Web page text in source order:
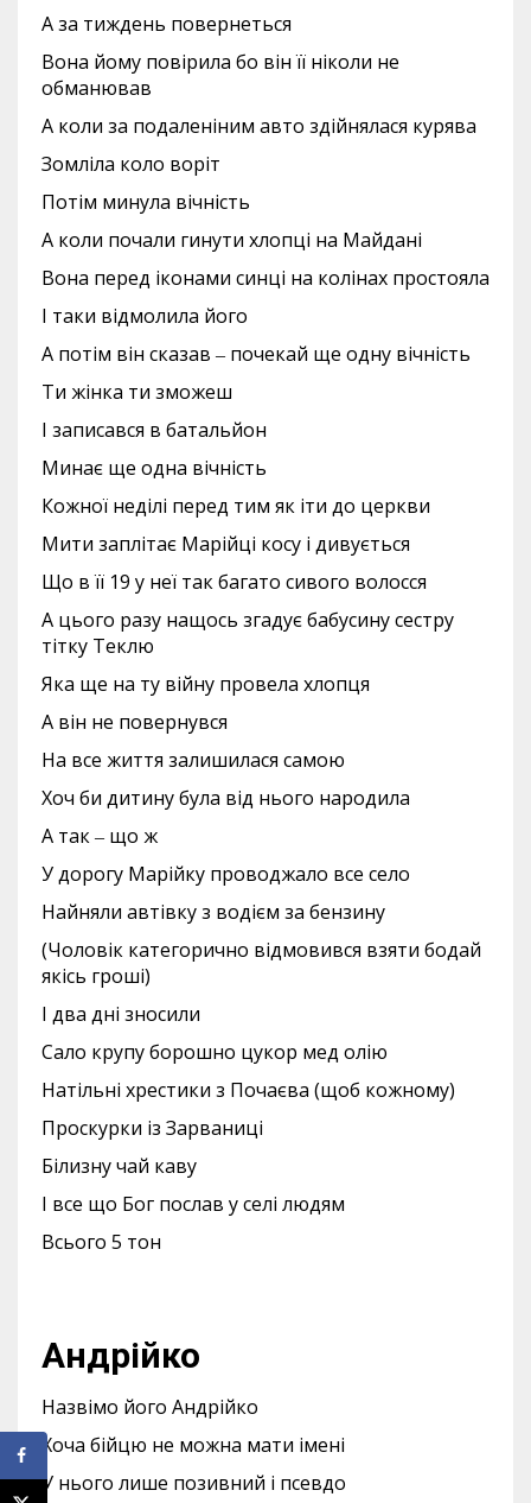
А за тиждень повернеться
Вона йому повірила бо він її ніколи не
обманював
А коли за подаленіним авто здійнялася курява
Зомліла коло воріт
Потім минула вічність
А коли почали гинути хлопці на Майдані
Вона перед іконами синці на колінах простояла
І таки відмолила його
А потім він сказав ‒ почекай ще одну вічність
Ти жінка ти зможеш
І записався в батальйон
Минає ще одна вічність
Кожної неділі перед тим як іти до церкви
Мити заплітає Марійці косу і дивується
Що в її 19 у неї так багато сивого волосся
А цього разу нащось згадує бабусину сестру
тітку Теклю
Яка ще на ту війну провела хлопця
А він не повернувся
На все життя залишилася самою
Хоч би дитину була від нього народила
А так ‒ що ж
У дорогу Марійку проводжало все село
Найняли автівку з водієм за бензину
(Чоловік категорично відмовився взяти бодай
якісь гроші)
І два дні зносили
Сало крупу борошно цукор мед олію
Натільні хрестики з Почаєва (щоб кожному)
Проскурки із Зарваниці
Білизну чай каву
І все що Бог послав у селі людям
Всього 5 тон
Андрійко
Назвімо його Андрійко
Хоча бійцю не можна мати імені
У нього лише позивний і псевдо